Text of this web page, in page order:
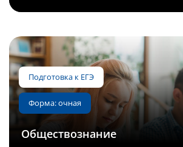
Форма: очная, ДОТ
Обществознание